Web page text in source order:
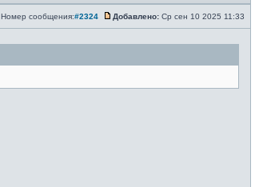
Номер сообщения:#2324 Добавлено: Ср сен 10 2025 11:33